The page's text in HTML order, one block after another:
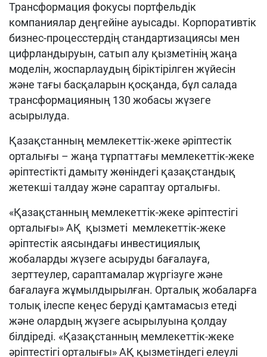
Трансформация фокусы портфельдік
компаниялар деңгейіне ауысады. Корпоративтік
бизнес-процесстердің стандартизациясы мен
цифрландыруын, сатып алу қызметінің жаңа
моделін, жоспарлаудың біріктірілген жүйесін
және тағы басқаларын қосқанда, бұл салада
трансформацияның 130 жобасы жүзеге
асырылуда.
Қазақстанның мемлекеттік-жеке әріптестік
орталығы – жаңа тұрпаттағы мемлекеттік-жеке
әріптестікті дамыту жөніндегі қазақстандық
жетекші талдау және сараптау орталығы.
«Қазақстанның мемлекеттік-жеке әріптестігі
орталығы» АҚ қызметі мемлекеттік-жеке
әріптестік аясындағы инвестициялық
жобаларды жүзеге асыруды бағалауға,
зерттеулер, сараптамалар жүргізуге және
бағалауға жұмылдырылған. Орталық жобаларға
толық ілеспе кеңес беруді қамтамасыз етеді
және олардың жүзеге асырылуына қолдау
білдіреді. «Қазақстанның мемлекеттік-жеке
әріптестігі орталығы» АҚ қызметіндегі елеулі